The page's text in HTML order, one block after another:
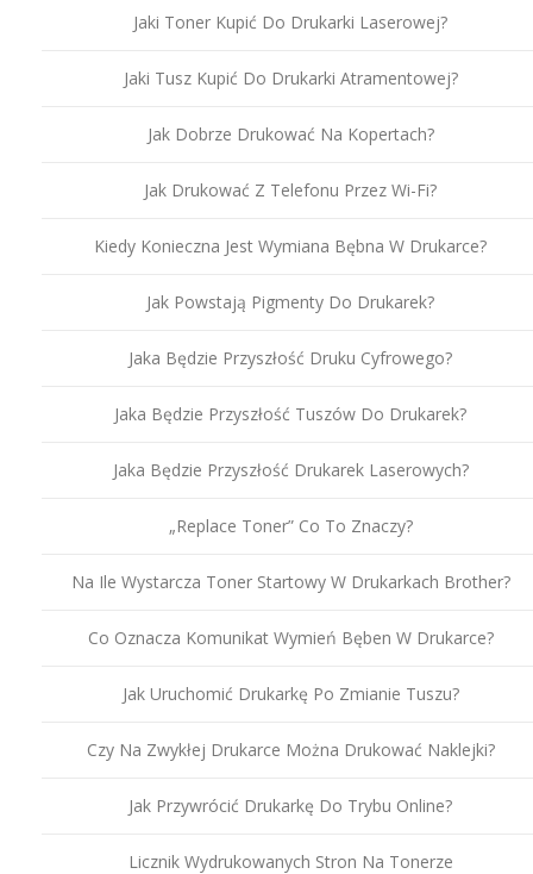
Jaki Toner Kupić Do Drukarki Laserowej?
Jaki Tusz Kupić Do Drukarki Atramentowej?
Jak Dobrze Drukować Na Kopertach?
Jak Drukować Z Telefonu Przez Wi-Fi?
Kiedy Konieczna Jest Wymiana Bębna W Drukarce?
Jak Powstają Pigmenty Do Drukarek?
Jaka Będzie Przyszłość Druku Cyfrowego?
Jaka Będzie Przyszłość Tuszów Do Drukarek?
Jaka Będzie Przyszłość Drukarek Laserowych?
„Replace Toner” Co To Znaczy?
Na Ile Wystarcza Toner Startowy W Drukarkach Brother?
Co Oznacza Komunikat Wymień Bęben W Drukarce?
Jak Uruchomić Drukarkę Po Zmianie Tuszu?
Czy Na Zwykłej Drukarce Można Drukować Naklejki?
Jak Przywrócić Drukarkę Do Trybu Online?
Licznik Wydrukowanych Stron Na Tonerze